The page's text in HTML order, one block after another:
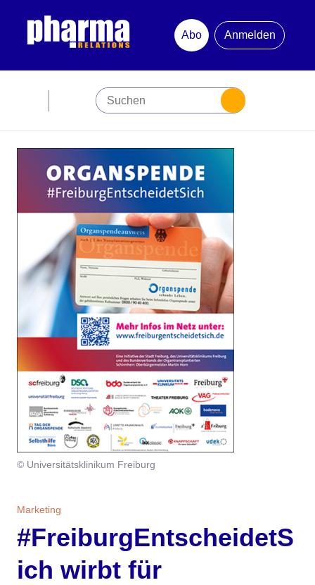
Abo
Anmelden
Premiumpartner
Jubiläum
Newsletter
Mediadaten
Themen
Branche
Studien
Digital Health
Aktuelle Ausgabe
Ausgabenarchiv
Abonnement
Kontakt
Team
Werben
© Universitätsklinikum Freiburg
Marketing
#FreiburgEntscheidetS
ich wirbt für